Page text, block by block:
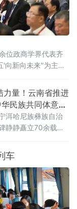
位政商学界代表齐
向新向未来"为主题
力量！云南省推进
民族共同体意识
洱哈尼族彝族自治
静静矗立70余载。
居民族“从此我们一
共产党的领导下，
庭而奋斗”的铮铮
相亲、守望相助的
化遗产保护、活化
车